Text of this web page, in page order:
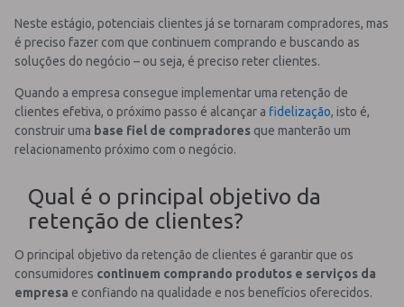
Neste estágio, potenciais clientes já se tornaram compradores, mas
é preciso fazer com que continuem comprando e buscando as
soluções do negócio – ou seja, é preciso reter clientes.
Quando a empresa consegue implementar uma retenção de
clientes efetiva, o próximo passo é alcançar a fidelização, isto é,
construir uma base fiel de compradores que manterão um
relacionamento próximo com o negócio.
Qual é o principal objetivo da
retenção de clientes?
O principal objetivo da retenção de clientes é garantir que os
consumidores continuem comprando produtos e serviços da
empresa e confiando na qualidade e nos benefícios oferecidos.